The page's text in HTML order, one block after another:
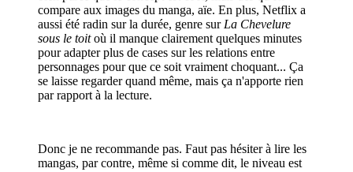
compare aux images du manga, aïe. En plus, Netflix a
aussi été radin sur la durée, genre sur La Chevelure
sous le toitoù il manque clairement quelques minutes
pour adapter plus de cases sur les relations entre
personnages pour que ce soit vraiment choquant... Ça
se laisse regarder quand même, mais ça n'apporte rien
par rapport à la lecture.
Donc je ne recommande pas. Faut pas hésiter à lire les
mangas, par contre, même si comme dit, le niveau est